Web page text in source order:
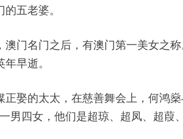
五老婆。
门名门之后，有澳门第一美女之
早逝。
娶的太太，在慈善舞会上，何鸿
男四女，他们是超琼、超凤、超葭